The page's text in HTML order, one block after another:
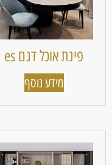
פינת אוכל דגם es
מידע נוסף